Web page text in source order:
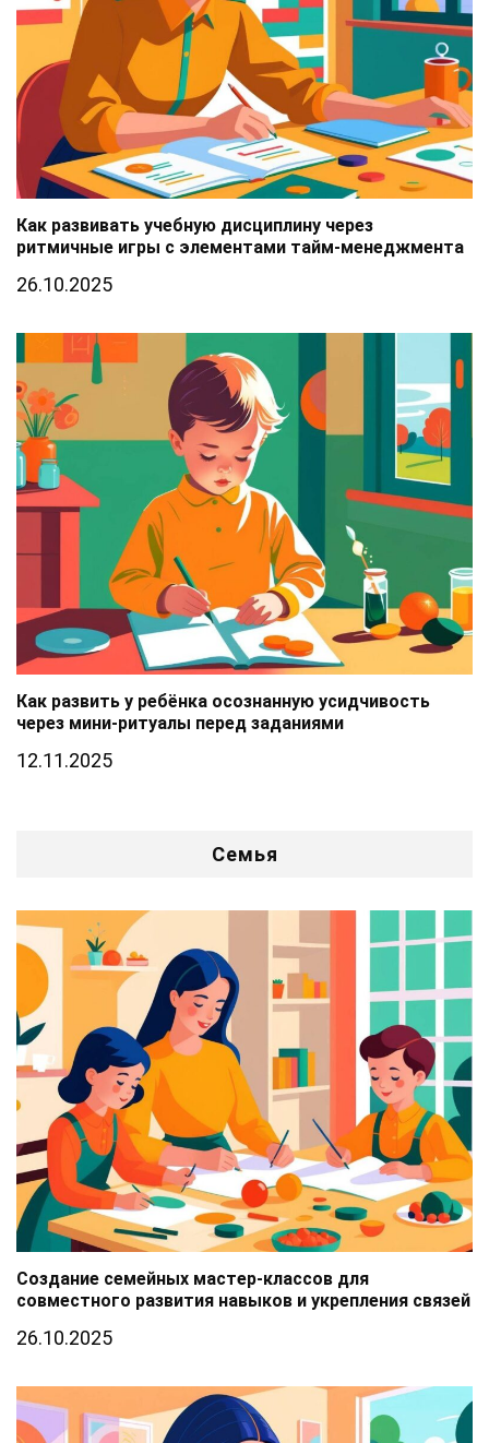
Как развивать учебную дисциплину через
ритмичные игры с элементами тайм-менеджмента
26.10.2025
Как развить у ребёнка осознанную усидчивость
через мини-ритуалы перед заданиями
12.11.2025
Семья
Создание семейных мастер-классов для
совместного развития навыков и укрепления связей
26.10.2025